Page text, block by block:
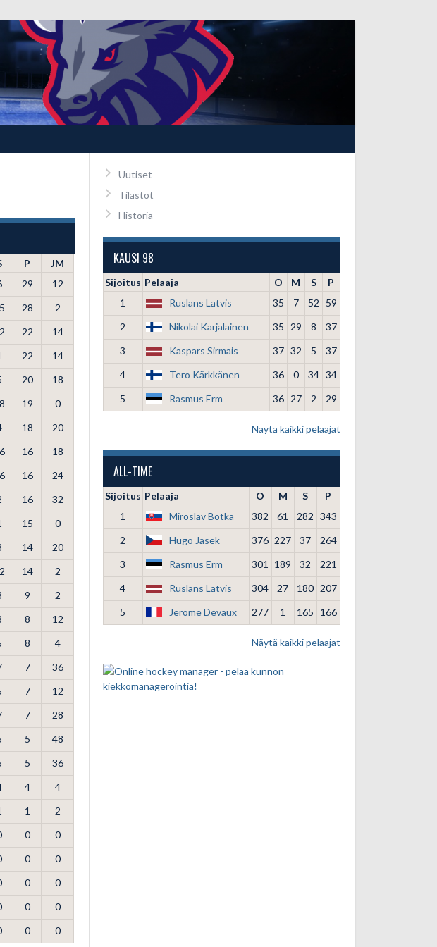
P
JM
29
12
28
2
22
14
22
14
20
18
19
0
18
20
16
18
16
24
16
32
15
0
14
20
14
2
9
2
8
12
8
4
7
36
7
12
7
28
5
48
5
36
4
4
1
2
0
0
0
0
0
0
0
0
0 0
Uutiset
Tilastot
Historia
KAUSI 98
Sijoitus Pelaaja O M S
P
1
Ruslans Latvis 35 7 52
59
2
Nikolai Karjalainen 35 29 8
37
3
Kaspars Sirmais 37 32 5
37
4
Tero Kärkkänen 36 0 34 34
5
Rasmus Erm 36 27 2 29
Näytä kaikki pelaajat
ALL-TIME
Sijoitus Pelaaja O M S
P
1
Miroslav Botka 382 61 282 343
2
Hugo Jasek 376 227 37
264
3
Rasmus Erm 301 189 32
221
4
Ruslans Latvis 304 27 180 207
5
Jerome Devaux 277 1 165 166
Näytä kaikki pelaajat